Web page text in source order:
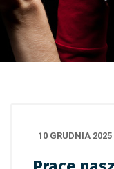
10 GRUDNIA 2025